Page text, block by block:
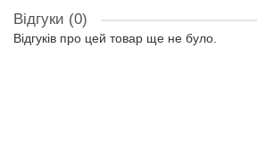
Відгуки (0)
Відгуків про цей товар ще не було.